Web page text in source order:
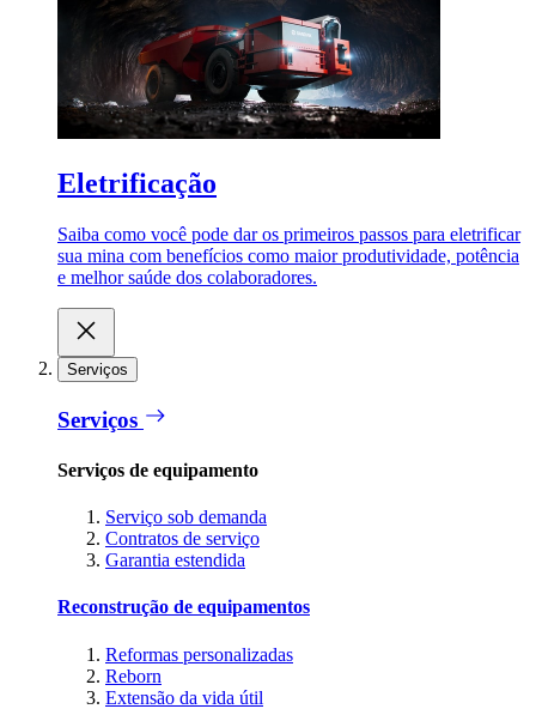
Eletrificação
Saiba como você pode dar os primeiros passos para eletrificar
sua mina com benefícios como maior produtividade, potência
e melhor saúde dos colaboradores.
Serviços
Serviços
Serviços de equipamento
Serviço sob demanda
Contratos de serviço
Garantia estendida
Reconstrução de equipamentos
Reformas personalizadas
Reborn
Extensão da vida útil